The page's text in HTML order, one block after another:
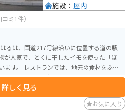
コミ1件）
るは、国道217号線沿いに位置する道の駅
が人気で、とくに干したイモを使った「ほ
の食材をふん
でき、中でも、大分名物のとり天を使った
ーナーも充実しており、地元の特産品を多
れる際は、広くて停めやすい駐車場がある
詳しく見る
施設： 屋内
お気に入り